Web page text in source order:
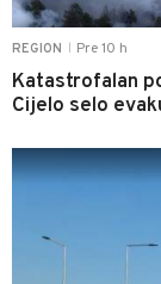
REGION Pre 10 h
Katastrofalan
Cijelo selo